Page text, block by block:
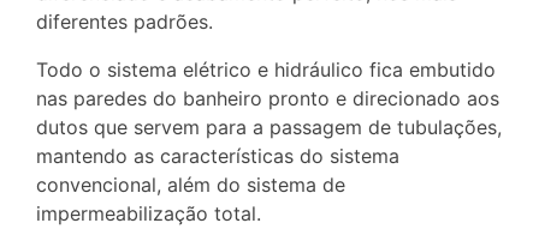
diferentes padrões.
Todo o sistema elétrico e hidráulico fica embutido
nas paredes do banheiro pronto e direcionado aos
dutos que servem para a passagem de tubulações,
mantendo as características do sistema
convencional, além do sistema de
impermeabilização total.